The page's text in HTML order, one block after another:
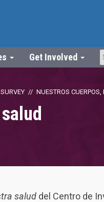
Get Involved
NUESTROS
salud del Centro de